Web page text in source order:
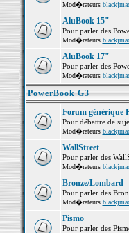
Mod�rateurs
AluBook 15"
Pour parler des
Mod�rateurs
AluBook 17"
Pour parler des
Mod�rateurs
PowerBook G3
Forum générique
Pour débattre de
Mod�rateurs
WallStreet
Pour parler des
Mod�rateurs
Bronze/Lombard
Pour parler des
Mod�rateurs
Pismo
Pour parler des